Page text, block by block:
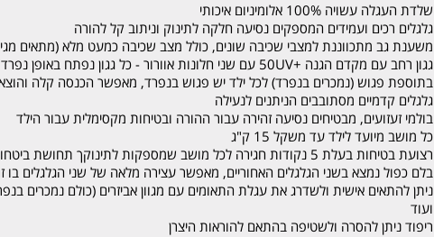
שלדת העגלה עשויה 100% אלומיניום איכותי
גלגלים רכים ועמידים המספקים נסיעה חלקה לתינוק וניתוב קל להורה
משענת גב מתכווננת למצבי שכיבה שונים, כולל מצב שכיבה כמעט מלא (מתאים
גגון רחב עם מקדם הגנה +50UV עם שני חלונות אוורור - כל גגון נפתח באופן נפרד
בתוספת פגוש (נמכרים בנפרד) לכל ילד יש פגוש בנפרד, מאפשר הכנסה קלה
גלגלים קדמיים מסתובבים הניתנים לנעילה
בולמי זעזועים, מבטיחים נסיעה זהירה עבור ההורה ובטיחות מקסימלית עבור הילד
כל מושב מיועד לילד עד משקל 15 ק"ג
רצועת בטיחות בעלת 5 נקודות חגירה לכל מושב שמספקות לתינוקך תחושת ביטחון מקסימלית
בלם כפול נמצא בשני הגלגלים האחוריים, מאפשר עצירה מלאה של שני הגלגלים בו
ניתן להתאים אישית ולשדרג את עגלת התאומים עם מגוון אביזרים (כולם נמכרים
ועוד
ריפוד ניתן להסרה ולשטיפה בהתאם להוראות היצרן